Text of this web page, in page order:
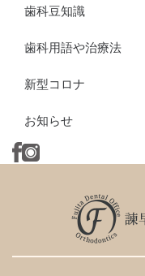
歯科豆知識
歯科用語や治療法
新型コロナ
お知らせ